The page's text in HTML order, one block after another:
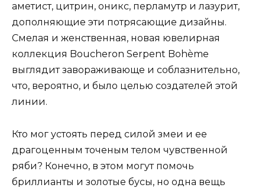
аметист, цитрин, оникс, перламутр и лазурит,
дополняющие эти потрясающие дизайны.
Смелая и женственная, новая ювелирная
коллекция Boucheron Serpent Bohème
выглядит завораживающе и соблазнительно,
что, вероятно, и было целью создателей этой
линии.
Кто мог устоять перед силой змеи и ее
драгоценным точеным телом чувственной
ряби? Конечно, в этом могут помочь
бриллианты и золотые бусы, но одна вещь